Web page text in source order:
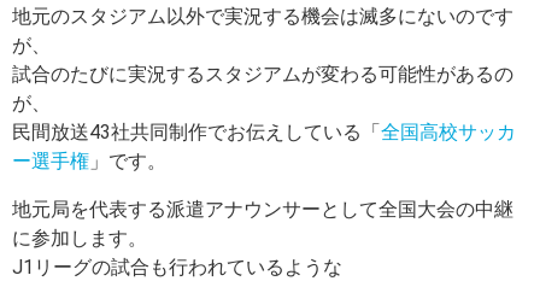
地元のスタジアム以外で実況する機会は滅多にないのです
が、
試合のたびに実況するスタジアムが変わる可能性があるの
が、
民間放送43社共同制作でお伝えしている「全国高校サッカ
ー選手権 」です。
地元局を代表する派遣アナウンサーとして全国大会の中継
に参加します。
J1リーグの試合も行われているような